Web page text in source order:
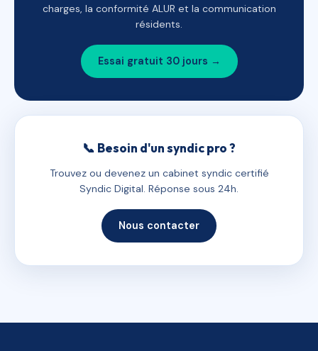
charges, la conformité ALUR et la communication
résidents.
Essai gratuit 30 jours →
📞 Besoin d'un syndic pro ?
Trouvez ou devenez un cabinet syndic certifié
Syndic Digital. Réponse sous 24h.
Nous contacter